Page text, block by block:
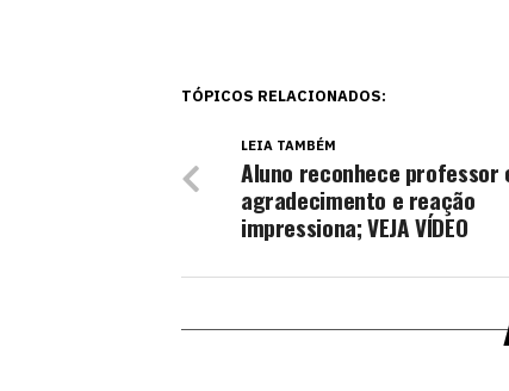
TÓPICOS RELACIONADOS:
LEIA TAMBÉM
Aluno reconhece professor
agradecimento e reação
impressiona; VEJA VÍDEO